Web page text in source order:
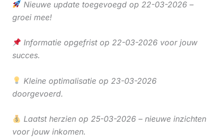
Nieuwe update toegevoegd op 22-03-2026 –
groei mee!
Informatie opgefrist op 22-03-2026 voor jouw
succes.
Kleine optimalisatie op 23-03-2026
doorgevoerd.
Laatst herzien op 25-03-2026 – nieuwe inzichten
voor jouw inkomen.